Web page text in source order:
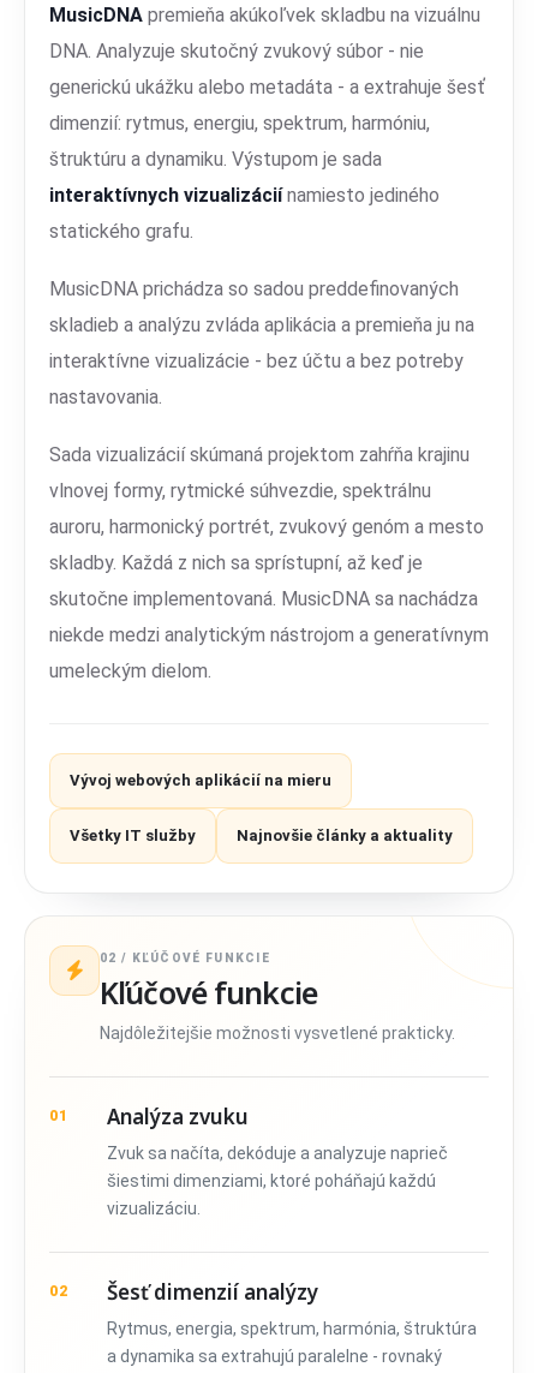
MusicDNA premieňa akúkoľvek skladbu na vizuálnu
DNA. Analyzuje skutočný zvukový súbor - nie
generickú ukážku alebo metadáta - a extrahuje šesť
dimenzií: rytmus, energiu, spektrum, harmóniu,
štruktúru a dynamiku. Výstupom je sada
interaktívnych vizualizáciínamiesto jediného
statického grafu.
MusicDNA prichádza so sadou preddefinovaných
skladieb a analýzu zvláda aplikácia a premieňa ju na
interaktívne vizualizácie - bez účtu a bez potreby
nastavovania.
Sada vizualizácií skúmaná projektom zahŕňa krajinu
vlnovej formy, rytmické súhvezdie, spektrálnu
auroru, harmonický portrét, zvukový genóm a mesto
skladby. Každá z nich sa sprístupní, až keď je
skutočne implementovaná. MusicDNA sa nachádza
niekde medzi analytickým nástrojom a generatívnym
umeleckým dielom.
Vývoj webových aplikácií na mieru
Všetky IT služby Najnovšie články a aktuality
02 / KĽÚČOVÉ FUNKCIE
Kľúčové funkcie
Najdôležitejšie možnosti vysvetlené prakticky.
01 Analýza zvuku
Zvuk sa načíta, dekóduje a analyzuje naprieč
šiestimi dimenziami, ktoré poháňajú každú
vizualizáciu.
02 Šesť dimenzií analýzy
Rytmus, energia, spektrum, harmónia, štruktúra
a dynamika sa extrahujú paralelne - rovnaký